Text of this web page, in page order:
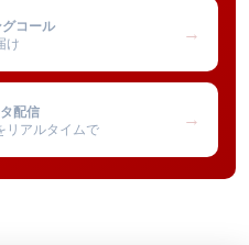
コール
け
→
配信
リアルタイムで
→